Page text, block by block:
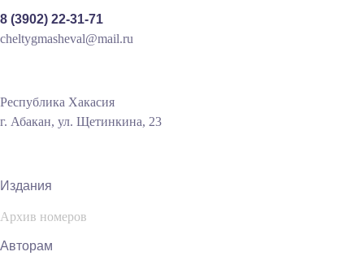
8 (3902) 22-31-71
cheltygmasheval@mail.ru
Республика Хакасия
г. Абакан, ул. Щетинкина, 23
Издания
Архив номеров
Авторам